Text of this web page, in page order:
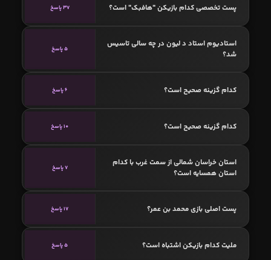
پست تخصصی کدام بازیکن "هافبک" است؟ 37 پاسخ
استادیوم استاد د لیون در چه سالی تاسیس
شد؟
5 پاسخ
کدام گزینه صحیح است؟ 6 پاسخ
کدام گزینه صحیح است؟ 10 پاسخ
استان خراسان شمالی از سمت غرب با کدام
استان همسایه است؟
7 پاسخ
پست اصلی بازی محمد بن عمر؟ 17 پاسخ
ملیت کدام بازیکن اشتباه است؟ 5 پاسخ